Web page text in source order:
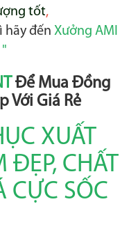
tốt,
hãy đến Xưởng AMI
Để Mua Đồng
Với Giá Rẻ
XUẤT
ĐẸP, CHẤT
CỰC SỐC